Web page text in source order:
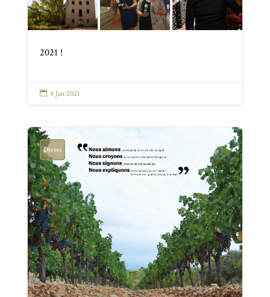
2021 !
 4 Jan 2021
Divers